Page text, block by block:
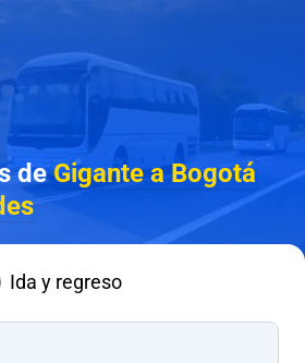
deGigante a Bogotá
Ida y regreso